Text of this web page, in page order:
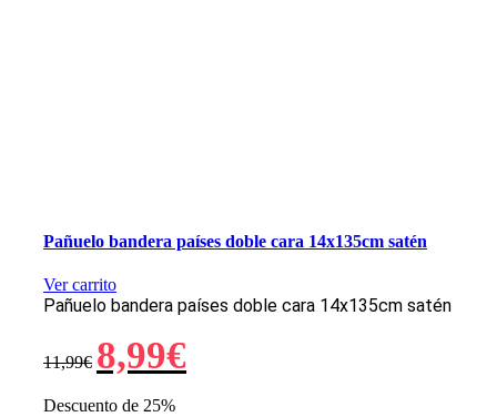
Pañuelo bandera países doble cara 14x135cm satén
Ver carrito
Pañuelo bandera países doble cara 14x135cm satén
11,99€
El
precio
era:
8,99€
Descuento de 25%